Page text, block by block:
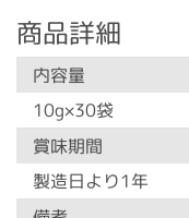
商品詳細
内容量
10g×30袋
賞味期間
製造日より1年